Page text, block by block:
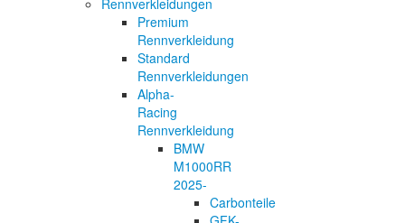
Premium
Rennverkleidung
Standard
Rennverkleidungen
Alpha-
Racing
Rennverkleidung
BMW
M1000RR
2025-
Carbonteile